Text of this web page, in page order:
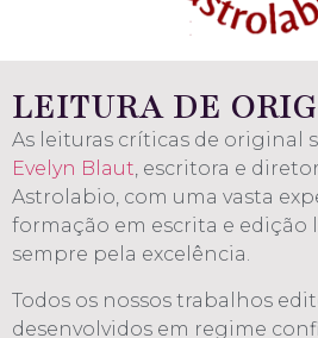
LEITURA DE
As leituras críticas de original
Evelyn Blaut, escritora e
Astrolabio, com uma vasta
formação em escrita e edição
sempre pela excelência.
Todos os nossos trabalhos
desenvolvidos em regime